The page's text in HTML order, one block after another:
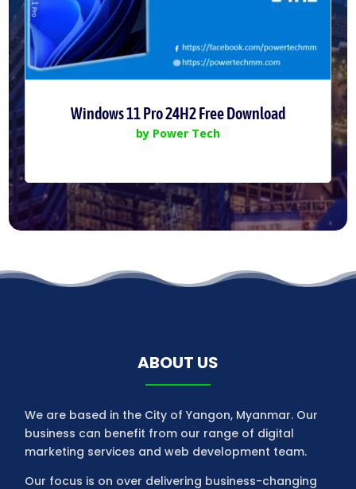
Windows 11 Pro 24H2 Free Download
by Power Tech
ABOUT US
We are based in the City of Yangon, Myanmar. Our
business can benefit from our range of digital
marketing services and web development team.
Our focus is on over delivering business-changing